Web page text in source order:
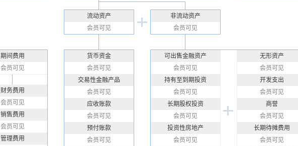
流动资产
会员可见
非流动资产
会员可见
期间费用
会员可见
财务费用
会员可见
销售费用
会员可见
管理费用
货币资金
会员可见
交易性金融产品
会员可见
应收账款
会员可见
预付账款
会员可见
可出售金融资产
会员可见
持有至到期投资
会员可见
长期股权投资
会员可见
投资性房地产
会员可见
无形资产
会员可见
开发支出
会员可见
商誉
会员可见
长期待摊费用
会员可见